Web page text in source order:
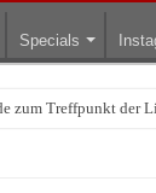
Specials
zum Treffpunkt der
Warum die